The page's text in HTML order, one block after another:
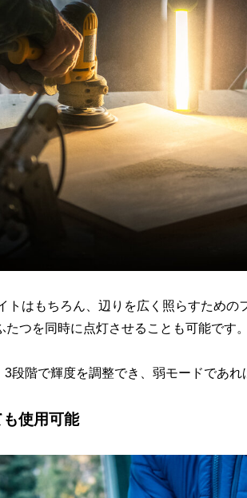
トはもちろん、辺りを広く照らすための
つを同時に点灯させることも可能です。
段階で輝度を調整でき、弱モードであれ
使用可能